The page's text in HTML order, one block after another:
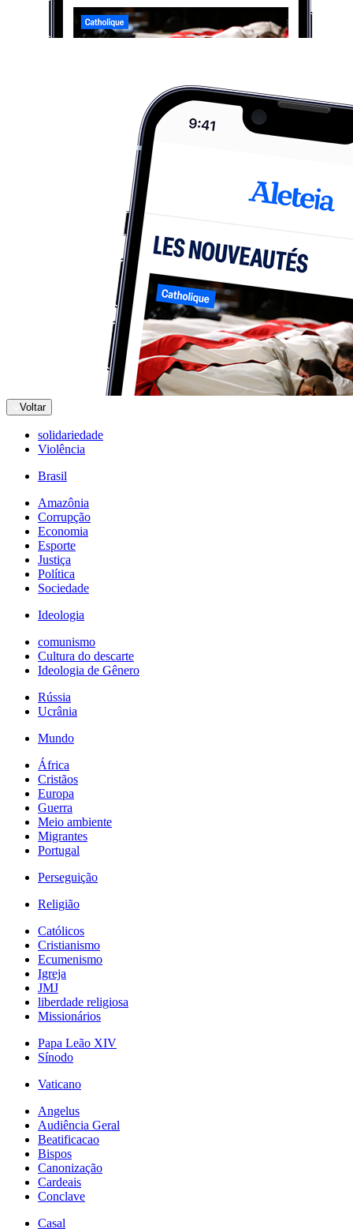
Voltar
solidariedade
Violência
Brasil
Amazônia
Corrupção
Economia
Esporte
Justiça
Política
Sociedade
Ideologia
comunismo
Cultura do descarte
Ideologia de Gênero
Rússia
Ucrânia
Mundo
África
Cristãos
Europa
Guerra
Meio ambiente
Migrantes
Portugal
Perseguição
Religião
Católicos
Cristianismo
Ecumenismo
Igreja
JMJ
liberdade religiosa
Missionários
Papa Leão XIV
Sínodo
Vaticano
Angelus
Audiência Geral
Beatificacao
Bispos
Canonização
Cardeais
Conclave
Casal